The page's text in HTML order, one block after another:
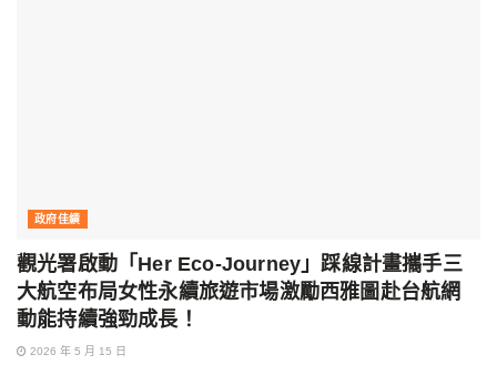
政府佳績
觀光署啟動「Her Eco-Journey」踩線計畫攜手三
大航空布局女性永續旅遊市場激勵西雅圖赴台航網
動能持續強勁成長！
2026 年 5 月 15 日